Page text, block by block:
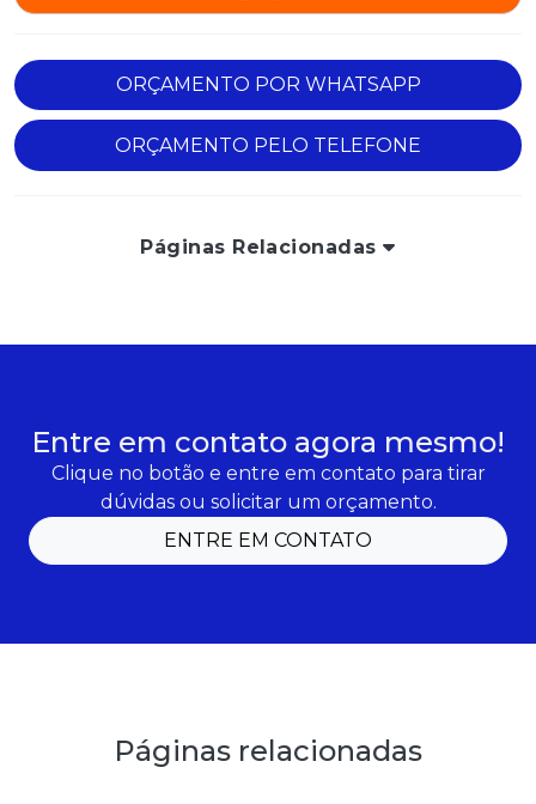
ORÇAMENTO POR WHATSAPP
ORÇAMENTO PELO TELEFONE
Páginas Relacionadas
Entre em contato agora mesmo!
Clique no botão e entre em contato para tirar
dúvidas ou solicitar um orçamento.
ENTRE EM CONTATO
Páginas relacionadas